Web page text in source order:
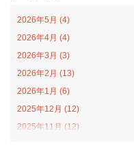
2026年5月 (4)
2026年4月 (4)
2026年3月 (3)
2026年2月 (13)
2026年1月 (6)
2025年12月 (12)
2025年11月 (12)